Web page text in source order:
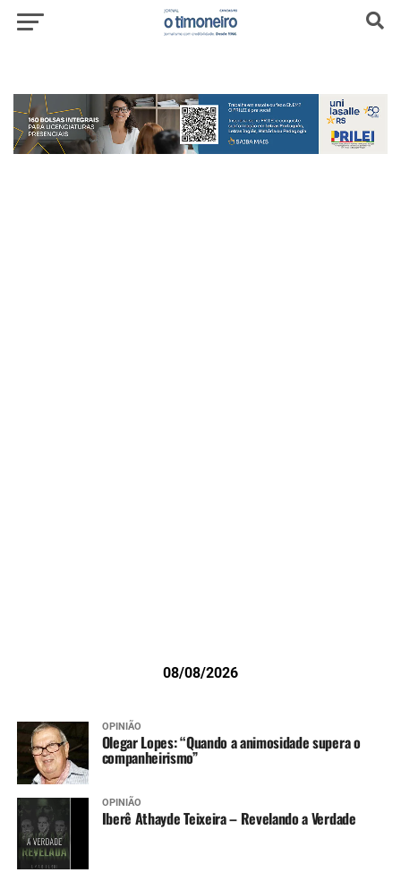
08/08/2026
OPINIÃO
Olegar Lopes: “Quando a animosidade supera o
companheirismo”
OPINIÃO
Iberê Athayde Teixeira – Revelando a Verdade